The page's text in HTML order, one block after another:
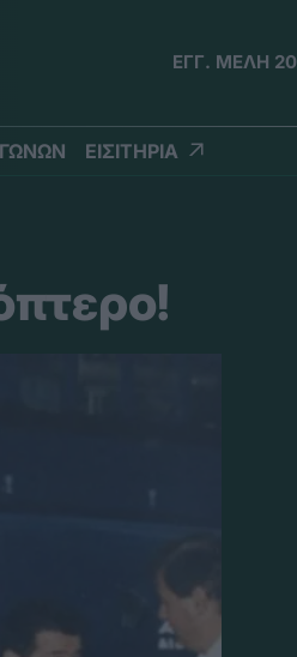
ΕΓΓ. ΜΕΛΗ
ΕΙΣΙΤΗΡΙΑ